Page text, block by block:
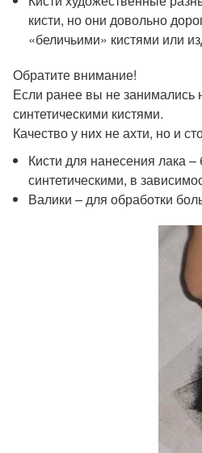
кисти, но они довольно
«беличьими» кистями или
Обратите внимание!
Если ранее вы не
синтетическими кистями.
Качество у них не ахти, но и
Кисти для нанесения лака
синтетическими, в
Валики – для обработки